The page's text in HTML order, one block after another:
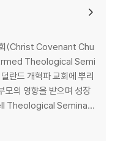
라 / 보잘것없는 순종일지라
것인가? / 도덕 등가법칙의
로 달려가라
/ 약속 믿고 굳게 서기 / 힘
회(Christ Covenant Chu
Theological Semi
란드 개혁파 교회에 뿌리
모의 영향을 받으며 성장
Theological Seminar
을 졸업한 뒤 아이오와